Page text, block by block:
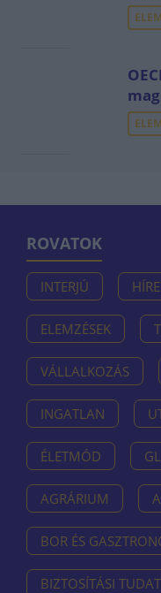
ROVATOK
INTERJÚ
ELEMZÉSEK
VÁLLALKOZÁS
INGATLAN
ÉLETMÓD
AGRÁRIUM
BOR ÉS
BIZTOSÍTÁSI